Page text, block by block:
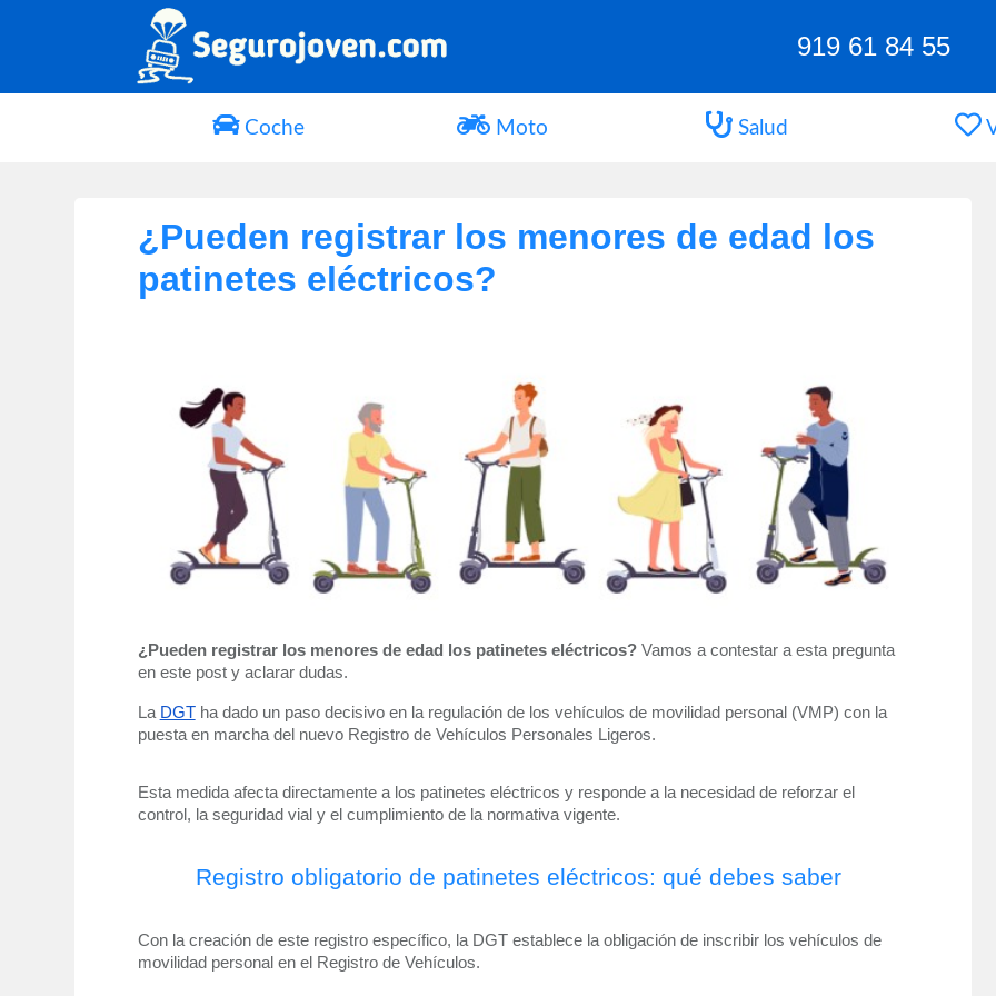
919 61 84 55
Coche Moto Salud
¿Pueden registrar los menores de edad los
patinetes eléctricos?
¿Pueden registrar los menores de edad los patinetes eléctricos?Vamos a contestar a esta pregunta
en este post y aclarar dudas.
La DGT ha dado un paso decisivo en la regulación de los vehículos de movilidad personal (VMP) con la
puesta en marcha del nuevo Registro de Vehículos Personales Ligeros.
Esta medida afecta directamente a los patinetes eléctricos y responde a la necesidad de reforzar el
control, la seguridad vial y el cumplimiento de la normativa vigente.
Registro obligatorio de patinetes eléctricos: qué debes saber
Con la creación de este registro específico, la DGT establece la obligación de inscribir los vehículos de
movilidad personal en el Registro de Vehículos.